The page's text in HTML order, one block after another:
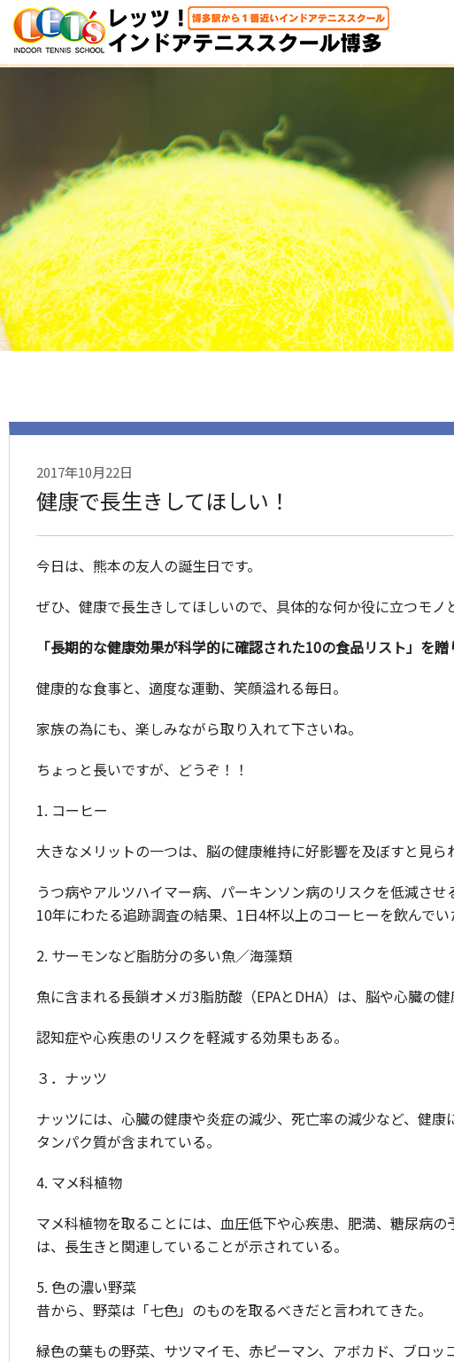
HOME 体験レッスン 大人クラス 子どもクラス
2017年10月22日
健康で長生きしてほしい！
今日は、熊本の友人の誕生日です。
ぜひ、健康で長生きしてほしいので、具体的な何か役に立つモノ
「長期的な健康効果が科学的に確認された10の食品リスト」を贈
健康的な食事と、適度な運動、笑顔溢れる毎日。
家族の為にも、楽しみながら取り入れて下さいね。
ちょっと長いですが、どうぞ！！
1. コーヒー
大きなメリットの一つは、脳の健康維持に好影響を及ぼすと見ら
うつ病やアルツハイマー病、パーキンソン病のリスクを低減させ
10年にわたる追跡調査の結果、1日4杯以上のコーヒーを飲んで
2. サーモンなど脂肪分の多い魚／海藻類
魚に含まれる長鎖オメガ3脂肪酸（EPAとDHA）は、脳や心臓の健
認知症や心疾患のリスクを軽減する効果もある。
３．ナッツ
ナッツには、心臓の健康や炎症の減少、死亡率の減少など、健
タンパク質が含まれている。
4. マメ科植物
マメ科植物を取ることには、血圧低下や心疾患、肥満、糖尿病
は、長生きと関連していることが示されている。
5. 色の濃い野菜
昔から、野菜は「七色」のものを取るべきだと言われてきた。
緑色の葉もの野菜、サツマイモ、赤ピーマン、アボカド、ブロッ